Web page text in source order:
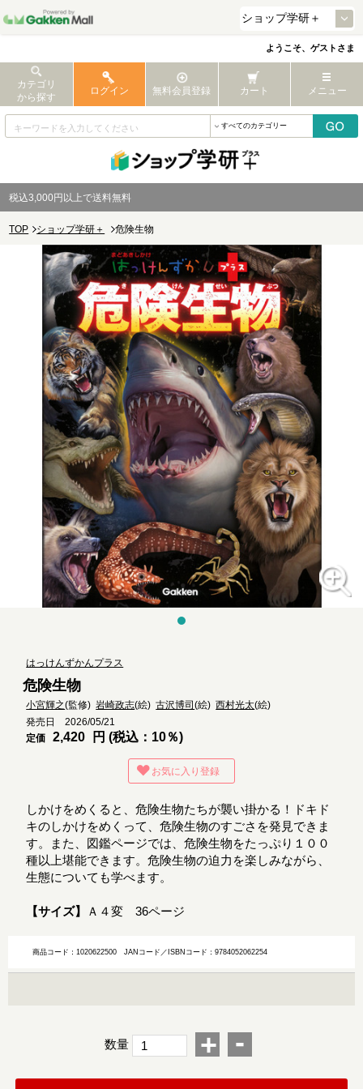
ようこそ、ゲストさま
カテゴリ
から探す
ログイン 無料会員登録 カート メニュー
税込3,000円以上で送料無料
TOP ショップ学研＋ 危険生物
はっけんずかんプラス
危険生物
小宮輝之(監修)岩崎政志(絵)古沢博司(絵)西村光太(絵)
発売日 2026/05/21
定価
2,420 円 (税込：10％)
お気に入り登録
しかけをめくると、危険生物たちが襲い掛かる！ドキド
キのしかけをめくって、危険生物のすごさを発見できま
す。また、図鑑ページでは、危険生物をたっぷり１００
種以上堪能できます。危険生物の迫力を楽しみながら、
生態についても学べます。
【サイズ】 Ａ４変 36ページ
商品コード：1020622500JANコード／ISBNコード：9784052062254
数量 + -